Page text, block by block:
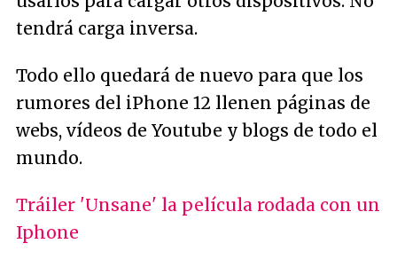
tendrá carga inversa.
Todo ello quedará de nuevo para que los
rumores del iPhone 12 llenen páginas de
webs, vídeos de Youtube y blogs de todo el
mundo.
Tráiler 'Unsane' la película rodada con un
Iphone